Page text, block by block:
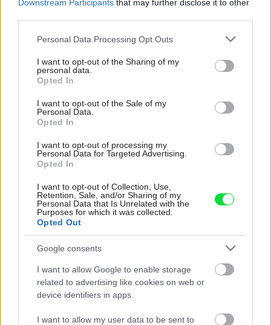
Downstream Participants that may further disclose it to other
Please note that this website/app uses one or more Google
not limited to your visit or usage behaviour. You may click to
grant or deny consent to Google and its third-party tags to
use your data for below specified purposes in below Google
consent section.
Personal Data Processing Opt Outs
I want to opt-out of the Sharing of my
personal data.
Opted In
I want to opt-out of the Sale of my
Personal Data.
Opted In
I want to opt-out of processing my
Personal Data for Targeted Advertising.
Opted In
I want to opt-out of Collection, Use,
Retention, Sale, and/or Sharing of my
Personal Data that Is Unrelated with the
Purposes for which it was collected.
Opted Out
Google consents
I want to allow Google to enable storage
related to advertising like cookies on web or
device identifiers in apps.
I want to allow my user data to be sent to
Najnovšie príspevky
Re: Takto sa rieši málo úložného miesta. V tomto byte
My napríklad labky utierame hneď pri dverách a doma pred dvere
používame tyčový ETA Terier…
Re: Takto sa rieši málo úložného miesta. V tomto byte
stačil jeden prvok | Môjdom.sk
Dizajn je to nádherný, tá brezová preglejka a čisté línie vyzerajú super.
Ale vždy, keď…
Re: Toto je najväčší mýtus pri ošetrení dreva a môže vás
clovek by cakal ze vysusene drahe drevo bolo predtym naparovane aby
sa zbavilo zarodkov skodcov...